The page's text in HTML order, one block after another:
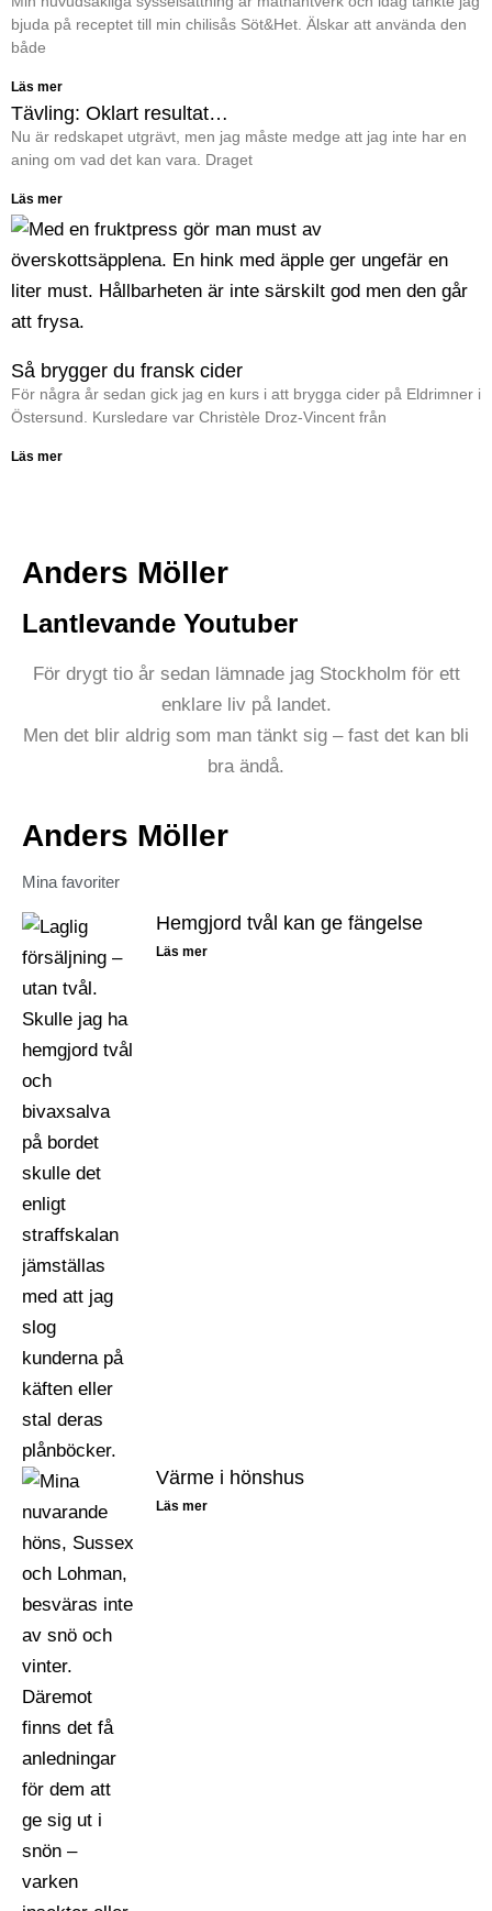
bjuda på receptet till min chilisås Söt&Het. Älskar att använda den
både
Läs mer
Tävling: Oklart resultat…
Nu är redskapet utgrävt, men jag måste medge att jag inte har en
aning om vad det kan vara. Draget
Läs mer
Så brygger du fransk cider
För några år sedan gick jag en kurs i att brygga cider på Eldrimner i
Östersund. Kursledare var Christèle Droz-Vincent från
Läs mer
Anders Möller
Lantlevande Youtuber
För drygt tio år sedan lämnade jag Stockholm för ett
enklare liv på landet.
Men det blir aldrig som man tänkt sig – fast det kan bli
bra ändå.
Anders Möller
Mina favoriter
Hemgjord tvål kan ge fängelse
Läs mer
Värme i hönshus
Läs mer